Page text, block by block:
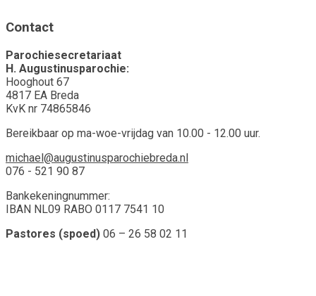
Contact
Parochiesecretariaat
H. Augustinusparochie:
Hooghout 67
4817 EA Breda
KvK nr 74865846
Bereikbaar op ma-woe-vrijdag van 10.00 - 12.00 uur.
michael@augustinusparochiebreda.nl
076 - 521 90 87
Bankekeningnummer:
IBAN NL09 RABO 0117 7541 10
Pastores (spoed) 06 – 26 58 02 11